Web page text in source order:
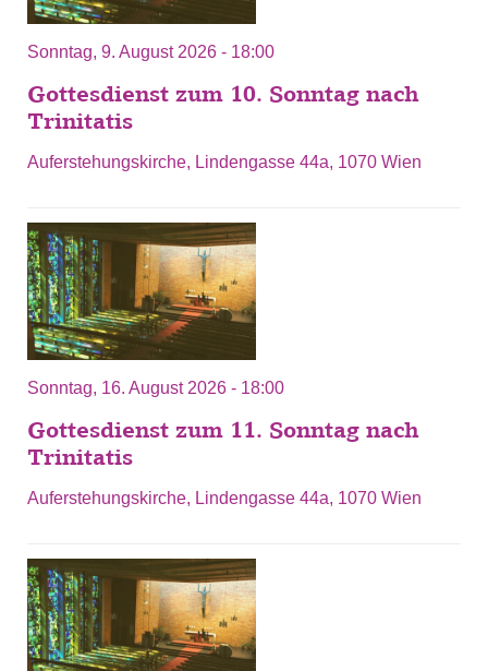
Sonntag, 9. August 2026 - 18:00
Gottesdienst zum 10. Sonntag nach
Trinitatis
Auferstehungskirche, Lindengasse 44a, 1070 Wien
Sonntag, 16. August 2026 - 18:00
Gottesdienst zum 11. Sonntag nach
Trinitatis
Auferstehungskirche, Lindengasse 44a, 1070 Wien